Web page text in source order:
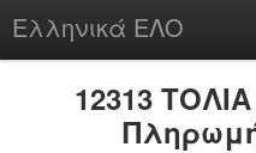
Ελληνικά ΕΛΟ
12313